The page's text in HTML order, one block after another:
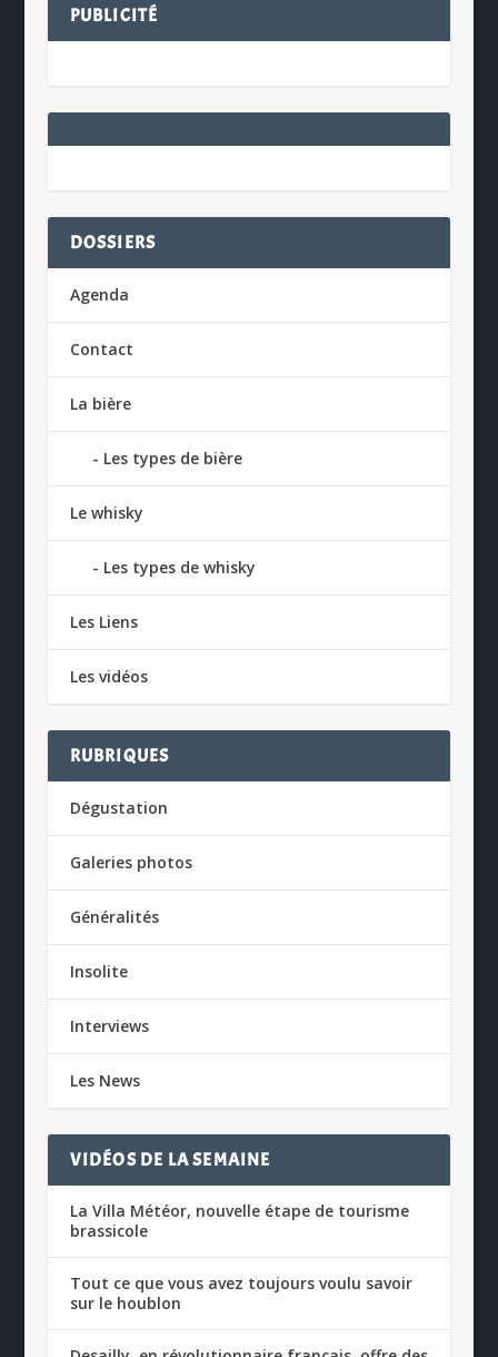
PUBLICITÉ
DOSSIERS
Agenda
Contact
La bière
Les types de bière
Le whisky
Les types de whisky
Les Liens
Les vidéos
RUBRIQUES
Dégustation
Galeries photos
Généralités
Insolite
Interviews
Les News
VIDÉOS DE LA SEMAINE
La Villa Météor, nouvelle étape de tourisme
brassicole
Tout ce que vous avez toujours voulu savoir
sur le houblon